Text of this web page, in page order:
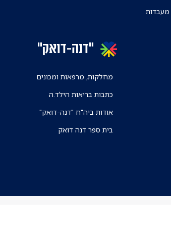
מעבדות
"דנה-דואק"
מחלקות, מרפאות ומכונים
כתבות בריאות הילד.ה
אודות ביה"ח "דנה-דואק"
בית ספר דנה דואק